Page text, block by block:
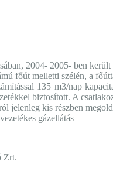
2004- 2005- ben
főút melletti szélén, a
135 m3/nap
biztosított. A
jelenleg kis részben
gázellátás
Zrt.